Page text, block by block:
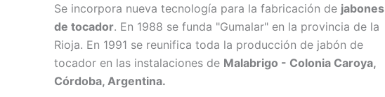
Se incorpora nueva tecnología para la fabricación de jabones
de tocador. En 1988 se funda "Gumalar" en la provincia de la
Rioja. En 1991 se reunifica toda la producción de jabón de
tocador en las instalaciones de Malabrigo - Colonia Caroya,
Córdoba, Argentina.